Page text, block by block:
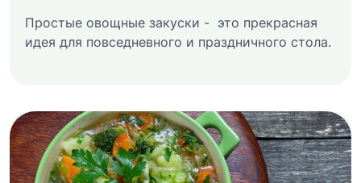
Простые овощные закуски - это прекрасная
идея для повседневного и праздничного стола.